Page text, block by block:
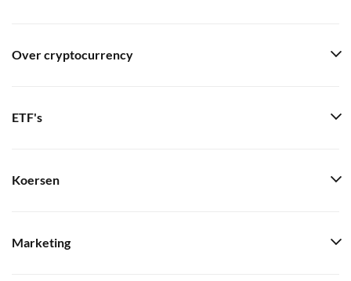
Over cryptocurrency
ETF's
Koersen
Marketing